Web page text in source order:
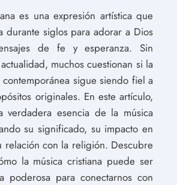
es una expresión artística que
durante siglos para adorar a Dios
de fe y esperanza. Sin
muchos cuestionan si la
contemporánea sigue siendo fiel a
originales. En este artículo,
verdadera esencia de la música
su significado, su impacto en
relación con la religión. Descubre
la música cristiana puede ser
poderosa para conectarnos con